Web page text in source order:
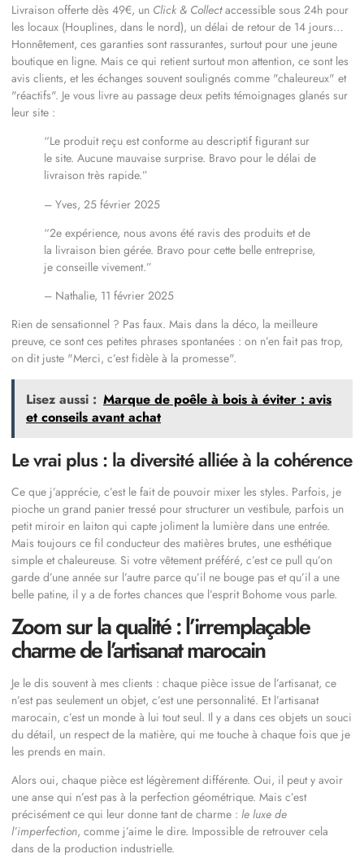
Livraison offerte dès 49€, un Click & Collectaccessible sous 24h pour
les locaux (Houplines, dans le nord), un délai de retour de 14 jours…
Honnêtement, ces garanties sont rassurantes, surtout pour une jeune
boutique en ligne. Mais ce qui retient surtout mon attention, ce sont les
avis clients, et les échanges souvent soulignés comme chaleureux et
réactifs . Je vous livre au passage deux petits témoignages glanés sur
leur site :
“Le produit reçu est conforme au descriptif figurant sur
le site. Aucune mauvaise surprise. Bravo pour le délai de
livraison très rapide.”
– Yves, 25 février 2025
“2e expérience, nous avons été ravis des produits et de
la livraison bien gérée. Bravo pour cette belle entreprise,
je conseille vivement.”
– Nathalie, 11 février 2025
Rien de sensationnel ? Pas faux. Mais dans la déco, la meilleure
preuve, ce sont ces petites phrases spontanées : on n’en fait pas trop,
on dit juste Merci, c’est fidèle à la promesse .
Lisez aussi : Marque de poêle à bois à éviter : avis
et conseils avant achat
Le vrai plus : la diversité alliée à la cohérence
Ce que j’apprécie, c’est le fait de pouvoir mixer les styles. Parfois, je
pioche un grand panier tressé pour structurer un vestibule, parfois un
petit miroir en laiton qui capte joliment la lumière dans une entrée.
Mais toujours ce fil conducteur des matières brutes, une esthétique
simple et chaleureuse. Si votre vêtement préféré, c’est ce pull qu’on
garde d’une année sur l’autre parce qu’il ne bouge pas et qu’il a une
belle patine, il y a de fortes chances que l’esprit Bohome vous parle.
Zoom sur la qualité : l’irremplaçable
charme de l’artisanat marocain
Je le dis souvent à mes clients : chaque pièce issue de l’artisanat, ce
n’est pas seulement un objet, c’est une personnalité. Et l’artisanat
marocain, c’est un monde à lui tout seul. Il y a dans ces objets un souci
du détail, un respect de la matière, qui me touche à chaque fois que je
les prends en main.
Alors oui, chaque pièce est légèrement différente. Oui, il peut y avoir
une anse qui n’est pas à la perfection géométrique. Mais c’est
précisément ce qui leur donne tant de charme : le luxe de
l’imperfection, comme j’aime le dire. Impossible de retrouver cela
dans de la production industrielle.